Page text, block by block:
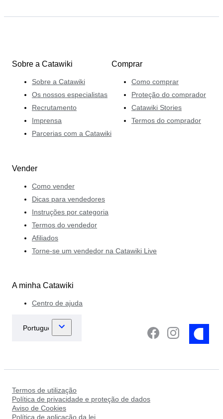
Sobre a Catawiki
Sobre a Catawiki
Os nossos especialistas
Recrutamento
Imprensa
Parcerias com a Catawiki
Comprar
Como comprar
Proteção do comprador
Catawiki Stories
Termos do comprador
Vender
Como vender
Dicas para vendedores
Instruções por categoria
Termos do vendedor
Afiliados
Torne-se um vendedor na Catawiki Live
A minha Catawiki
Centro de ajuda
Termos de utilização
Política de privacidade e proteção de dados
Aviso de Cookies
Política de aplicação da lei